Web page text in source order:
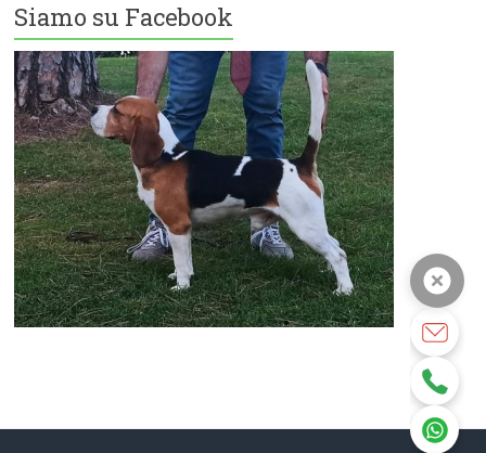
Siamo su Facebook